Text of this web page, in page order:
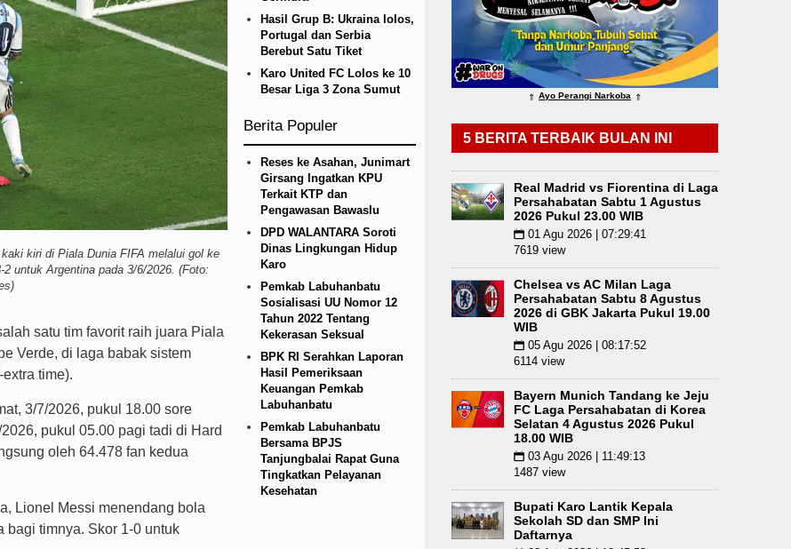
Laga Persahabatan di Swedia 8 Agustus 2026 Pukul 22.00 WIB Serapan Anggaran Terendah,
kiri di Piala Dunia FIFA melalui gol ke
untuk Argentina pada 3/6/2026. (Foto:
satu tim favorit raih juara Piala
Verde, di laga babak sistem
time).
3/7/2026, pukul 18.00 sore
pukul 05.00 pagi tadi di Hard
oleh 64.478 fan kedua
Lionel Messi menendang bola
bagi timnya. Skor 1-0 untuk
Hasil Grup B: Ukraina lolos,
Portugal dan Serbia
Berebut Satu Tiket
Karo United FC Lolos ke 10
Besar Liga 3 Zona Sumut
Berita Populer
Reses ke Asahan, Junimart
Girsang Ingatkan KPU
Terkait KTP dan
Pengawasan Bawaslu
DPD WALANTARA Soroti
Dinas Lingkungan Hidup
Karo
Pemkab Labuhanbatu
Sosialisasi UU Nomor 12
Tahun 2022 Tentang
Kekerasan Seksual
BPK RI Serahkan Laporan
Hasil Pemeriksaan
Keuangan Pemkab
Labuhanbatu
Pemkab Labuhanbatu
Bersama BPJS
Tanjungbalai Rapat Guna
Tingkatkan Pelayanan
Kesehatan
⇑ Ayo Perangi Narkoba ⇑
5 BERITA TERBAIK BULAN INI
Real Madrid vs Fiorentina di Laga
Persahabatan Sabtu 1 Agustus
2026 Pukul 23.00 WIB
📅 01 Agu 2026 | 07:29:41
7619 view
Chelsea vs AC Milan Laga
Persahabatan Sabtu 8 Agustus
2026 di GBK Jakarta Pukul 19.00
WIB
📅 05 Agu 2026 | 08:17:52
6114 view
Bayern Munich Tandang ke Jeju
FC Laga Persahabatan di Korea
Selatan 4 Agustus 2026 Pukul
18.00 WIB
📅 03 Agu 2026 | 11:49:13
1487 view
Bupati Karo Lantik Kepala
Sekolah SD dan SMP Ini
Daftarnya